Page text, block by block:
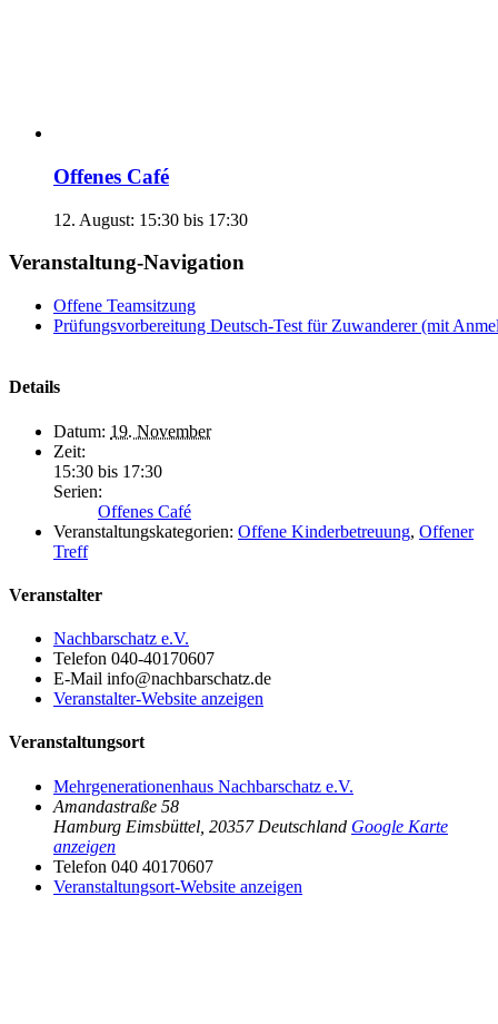
Offenes Café
12. August: 15:30 bis 17:30
Veranstaltung-Navigation
Offene Teamsitzung
Prüfungsvorbereitung Deutsch-Test für Zuwanderer (mit
Details
Datum: 19. November
Zeit:
15:30 bis 17:30
Serien:
Offenes Café
Veranstaltungskategorien: Offene Kinderbetreuung, Offener
Treff
Veranstalter
Nachbarschatz e.V.
Telefon 040-40170607
E-Mail info@nachbarschatz.de
Veranstalter-Website anzeigen
Veranstaltungsort
Mehrgenerationenhaus Nachbarschatz e.V.
Amandastraße 58
Hamburg Eimsbüttel 20357 Deutschland Google Karte
anzeigen
Telefon 040 40170607
Veranstaltungsort-Website anzeigen